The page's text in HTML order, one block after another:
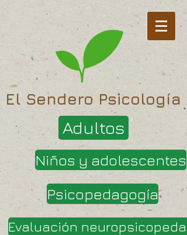
El Sendero Psicología
Adultos
Niños y adolescentes
Psicopedagogía
Evaluación